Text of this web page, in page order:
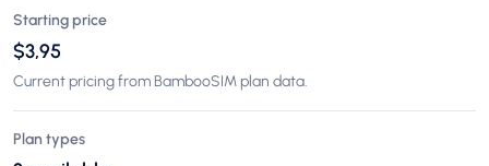
Starting price
$3,95
Current pricing from BambooSIM plan data.
Plan types